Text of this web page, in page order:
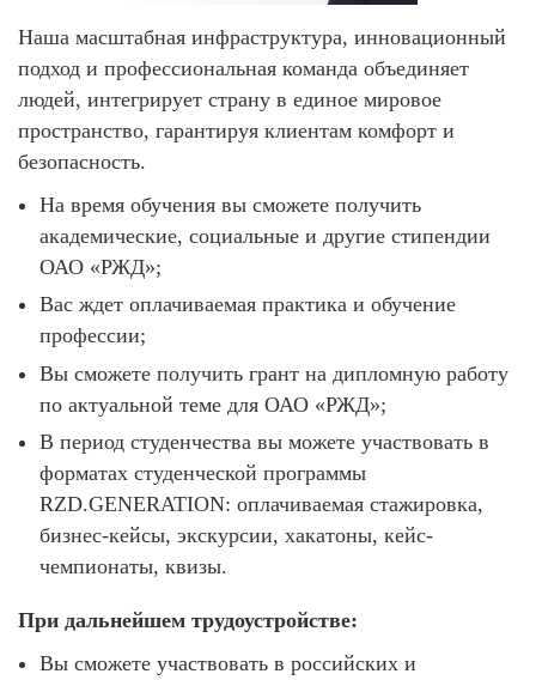
Наша масштабная инфраструктура, инновационный
подход и профессиональная команда объединяет
людей, интегрирует страну в единое мировое
пространство, гарантируя клиентам комфорт и
безопасность.
На время обучения вы сможете получить
академические, социальные и другие стипендии
ОАО «РЖД»;
Вас ждет оплачиваемая практика и обучение
профессии;
Вы сможете получить грант на дипломную работу
по актуальной теме для ОАО «РЖД»;
В период студенчества вы можете участвовать в
форматах студенческой программы
RZD.GENERATION: оплачиваемая стажировка,
бизнес-кейсы, экскурсии, хакатоны, кейс-
чемпионаты, квизы.
При дальнейшем трудоустройстве:
Вы сможете участвовать в российских и